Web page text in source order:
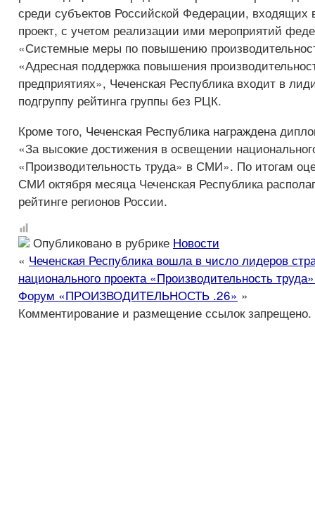
среди субъектов Российской Федерации, входящих
проект, с учетом реализации ими мероприятий
«Системные меры по повышению
«Адресная поддержка повышения
предприятиях», Чеченская Республика входит в
подгруппу рейтинга группы без РЦК.
Кроме того, Чеченская Республика награждена
«За высокие достижения в освещении
«Производительность труда» в СМИ». По итогам
СМИ октября месяца Чеченская Республика
рейтинге регионов России.
Опубликовано в рубрике Новости
« Чеченская Республика вошла в число лидеров
национального проекта «Производительность
Форум «ПРОИЗВОДИТЕЛЬНОСТЬ .26» »
Комментирование и размещение ссылок запрещено.